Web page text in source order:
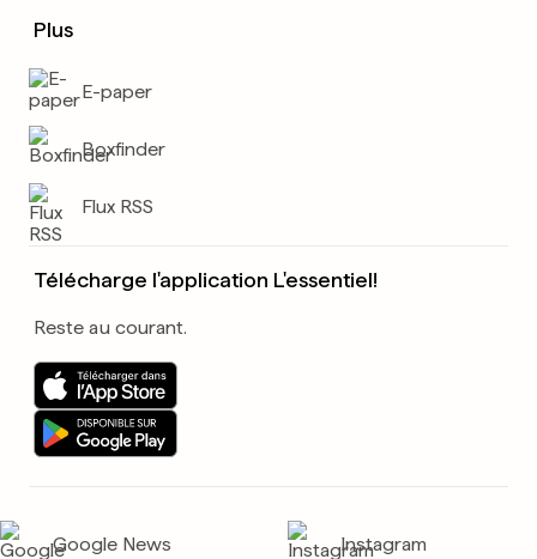
Plus
E-paper
Boxfinder
Flux RSS
Télécharge l'application L'essentiel!
Reste au courant.
Google News Instagram